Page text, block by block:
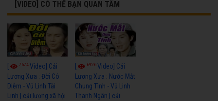
[VIDEO] CÓ THỂ BẠN QUAN TÂM
7674Video] Cải
Lương Xưa : Đời Cô
Diễm - Vũ Linh Tài
Linh | cải lương xã hội
6926Video] Cải
Lương Xưa : Nước Mắt
Chung Tình - Vũ Linh
Thanh Ngân | cải